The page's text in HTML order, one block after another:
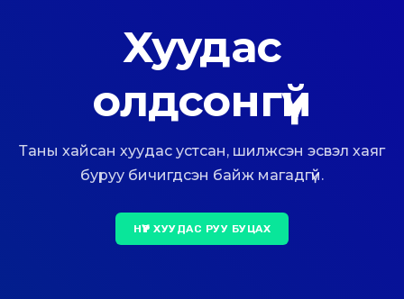
Хуудас
олдсонгүй
Таны хайсан хуудас устсан, шилжсэн эсвэл хаяг
буруу бичигдсэн байж магадгүй.
НҮҮР ХУУДАС РУУ БУЦАХ